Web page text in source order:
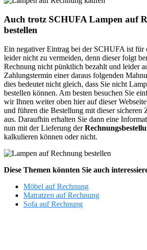
Auch trotz SCHUFA Lampen auf
bestellen
Ein negativer Eintrag bei der SCHUFA ist für
leider nicht zu vermeiden, denn dieser folgt
Rechnung nicht pünktlich bezahlt und leider
Zahlungstermin einer daraus folgenden
dies bedeutet nicht gleich, dass Sie nicht
bestellen können. Am besten besuchen Sie
wir Ihnen weiter oben hier auf dieser
und führen die Bestellung mit dieser sicheren
aus. Daraufhin erhalten Sie dann eine
nun mit der Lieferung der
kalkulieren können oder nicht.
Diese Themen könnten Sie auch
Möbel auf Rechnung
Matratzen auf Rechnung
Sofa auf Rechnung